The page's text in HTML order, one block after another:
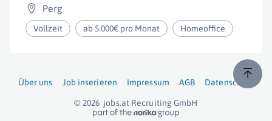
Perg
Vollzeit ab 5.000€ pro Monat Homeoffice
Über uns Job inserieren Impressum AGB Datenschutz
© 2026 jobs.at Recruiting GmbH